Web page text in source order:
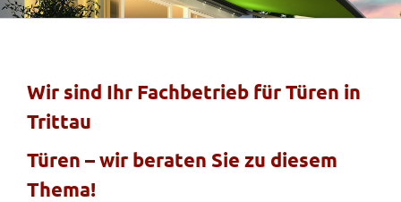
News
Überdachungen
Außen & Innen
Wir sind Ihr Fachbetrieb für Türen in
Trittau
Türen – wir beraten Sie zu diesem
Thema!